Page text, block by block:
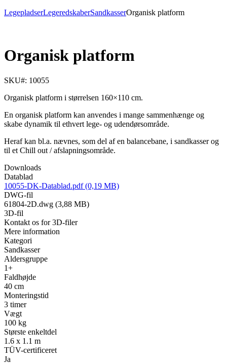
LegepladserLegeredskaberSandkasserOrganisk platform
Organisk platform
SKU#: 10055
Organisk platform i størrelsen 160×110 cm.
En organisk platform kan anvendes i mange sammenhænge og
skabe dynamik til ethvert lege- og udendørsområde.
Heraf kan bl.a. nævnes, som del af en balancebane, i sandkasser og
til et Chill out / afslapningsområde.
Downloads
Datablad
10055-DK-Datablad.pdf (0,19 MB)
DWG-fil
61804-2D.dwg (3,88 MB)
3D-fil
Kontakt os for 3D-filer
Mere information
Kategori
Sandkasser
Aldersgruppe
1+
Faldhøjde
40 cm
Monteringstid
3 timer
Vægt
100 kg
Største enkeltdel
1.6 x 1.1 m
TÜV-certificeret
Ja